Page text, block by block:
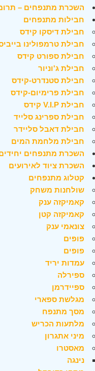
השכרת מתנפחים –
חבילות מתנפחים
חבילת דיסקו קידס
חבילת טרמפולינו
חבילת ספורט קידס
חבילת ג'וניור
חבילת סטנדרט-קידס
חבילת פרימיום-קידס
חבילת V.I.P קידס
חבילת ספרינג סלייד
חבילת דאבל סליידר
חבילת מלחמת המים
השכרת מתנפחים
השכרת ציוד לאירועים
קטלוג מתנפחים
שולחנות משחק
קאמיקזה ענק
קאמיקזה קטן
צונאמי ענק
פופים
פופים
עמדות יריד
ספירלה
ספיידרמן
מגלשת ספארי
מסך מתנפח
מלתעות הכריש
מיני אתגרון
מאסטרו
נינגה